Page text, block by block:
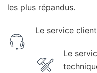
les plus répandus.
Le service
Le